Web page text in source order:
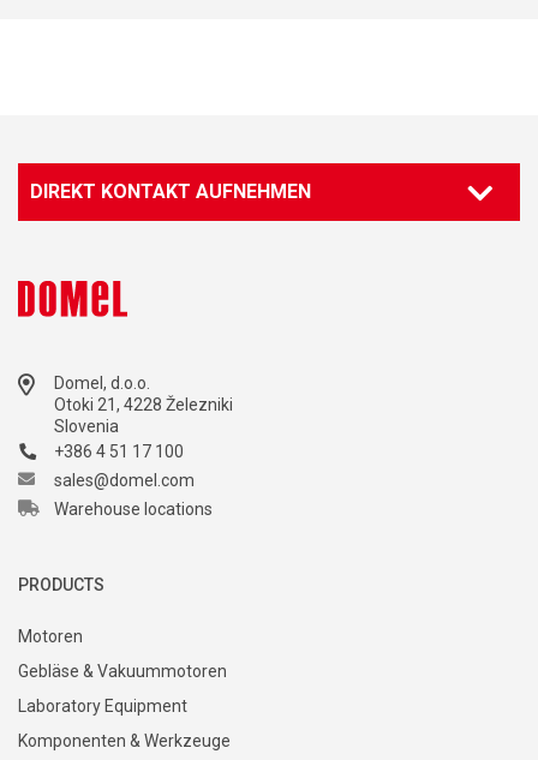
DIREKT KONTAKT AUFNEHMEN
Domel, d.o.o.
Otoki 21, 4228 Železniki
Slovenia
+386 4 51 17 100
sales@domel.com
Warehouse locations
PRODUCTS
Motoren
Gebläse & Vakuummotoren
Laboratory Equipment
Komponenten & Werkzeuge